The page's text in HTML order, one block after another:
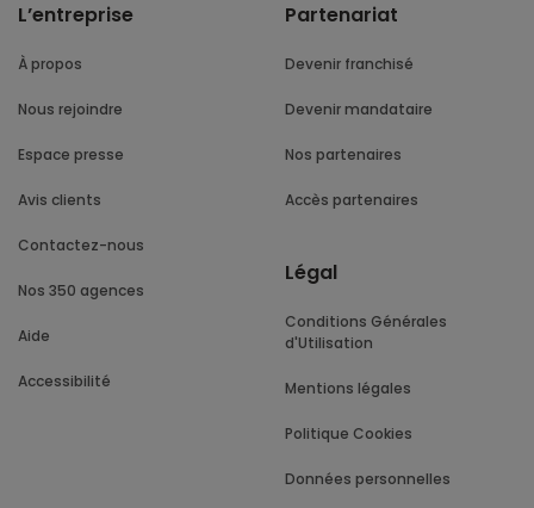
L’entreprise
À propos
Nous rejoindre
Espace presse
Avis clients
Contactez-nous
Nos 350 agences
Aide
Accessibilité
Partenariat
Devenir franchisé
Devenir mandataire
Nos partenaires
Accès partenaires
Légal
Conditions Générales
d'Utilisation
Mentions légales
Politique Cookies
Données personnelles